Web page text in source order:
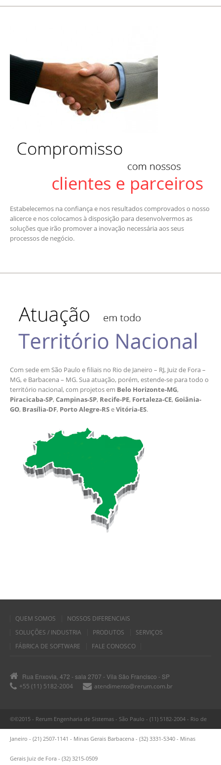
Estabelecemos na confiança e nos resultados comprovados o nosso
alicerce e nos colocamos à disposição para desenvolvermos as
soluções que irão promover a inovação necessária aos seus
processos de negócio.
Com sede em São Paulo e filiais no Rio de Janeiro – RJ, Juiz de Fora –
MG, e Barbacena – MG. Sua atuação, porém, estende-se para todo o
território nacional, com projetos em Belo Horizonte-MG,
Piracicaba-SP,Campinas-SP, Recife-PE, Fortaleza-CE,Goiânia-
GO, Brasília-DF, Porto Alegre-RSeVitória-ES.
QUEM SOMOS
NOSSOS DIFERENCIAIS
SOLUÇÕES / INDUSTRIA
PRODUTOS
SERVIÇOS
FÁBRICA DE SOFTWARE
FALE CONOSCO
Rua Enxovia, 472 - sala 2707 - Vila São Francisco - SP
+55 (11) 5182-2004
atendimento@rerum.com.br
©©2015 - Rerum Engenharia de Sistemas - São Paulo - (11) 5182-2004 - Rio de
Janeiro - (21) 2507-1141 - Minas Gerais Barbacena - (32) 3331-5340 - Minas
Gerais Juiz de Fora - (32) 3215-0509